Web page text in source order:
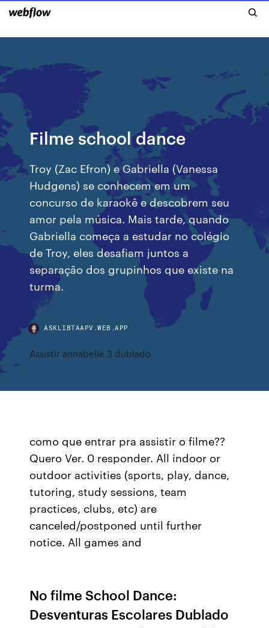
Filme school dance
Troy (Zac Efron) e Gabriella (Vanessa
Hudgens) se conhecem em um
concurso de karaokê e descobrem seu
amor pela música. Mais tarde, quando
Gabriella começa a estudar no colégio
de Troy, eles desafiam juntos a
separação dos grupinhos que existe na
turma.
ASKLIBTAAPV.WEB.APP
Assistir annabelle 3 dublado
como que entrar pra assistir o filme??
Quero Ver. 0 responder. All indoor or
outdoor activities (sports, play, dance,
tutoring, study sessions, team
practices, clubs, etc) are
canceled/postponed until further
notice. All games and
No filme School Dance:
Desventuras Escolares Dublado